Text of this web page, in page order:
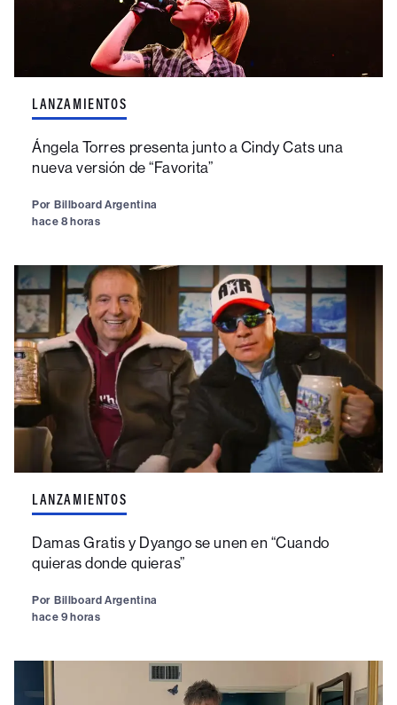
LANZAMIENTOS
Ángela Torres presenta junto a Cindy Cats una
nueva versión de “Favorita”
Por Billboard Argentina
hace 8 horas
LANZAMIENTOS
Damas Gratis y Dyango se unen en “Cuando
quieras donde quieras”
Por Billboard Argentina
hace 9 horas